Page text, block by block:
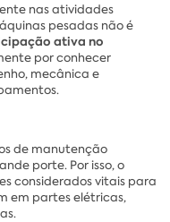
nas atividades
pesadas não é
ativa no
por conhecer
mecânica e
de manutenção
porte. Por isso, o
considerados vitais para
em partes elétricas,